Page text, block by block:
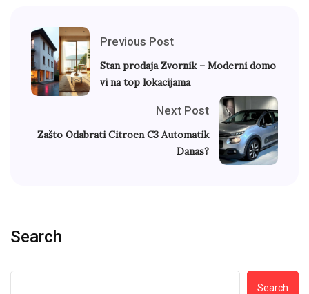
Previous Post
Stan prodaja Zvornik – Moderni domo
vi na top lokacijama
Next Post
Zašto Odabrati Citroen C3 Automatik
Danas?
Search
Search